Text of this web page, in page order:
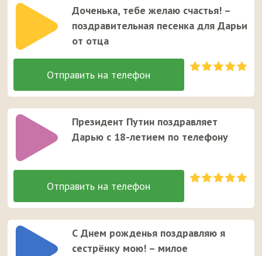
Доченька, тебе желаю счастья! –
поздравительная песенка для Дарьи
от отца
Президент Путин поздравляет
Дарью с 18-летием по телефону
С Днем рожденья поздравляю я
сестрёнку мою! – милое